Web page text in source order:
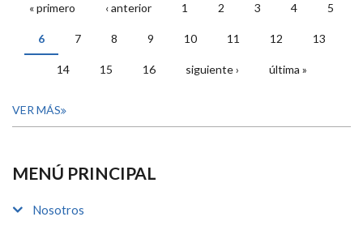
PÁGINAS
« primero ‹ anterior 1 2 3 4 5
6 7 8 9 10 11 12 13
14 15 16 siguiente › última »
VER MÁS
MENÚ PRINCIPAL
Nosotros